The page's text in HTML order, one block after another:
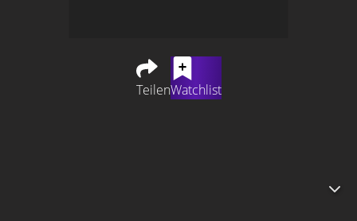
TeilenWatchlist
sie fest, dass er ein Wirbelwind aus zerstörerischer,